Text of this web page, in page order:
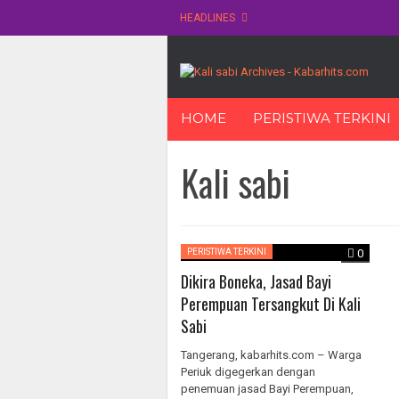
HEADLINES
content
HOME PERISTIWA TERKINI
Kali sabi
0
PERISTIWA TERKINI
Dikira Boneka, Jasad Bayi
Perempuan Tersangkut Di Kali
Sabi
Tangerang, kabarhits.com – Warga
Periuk digegerkan dengan
penemuan jasad Bayi Perempuan,